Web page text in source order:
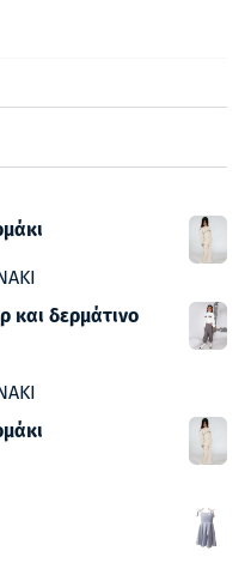
και δερμάτινο